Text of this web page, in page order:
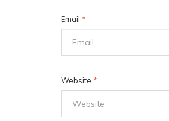
Email *
Website *